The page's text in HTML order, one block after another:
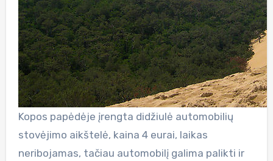
Kopos papėdėje įrengta didžiulė automobilių
stovėjimo aikštelė, kaina 4 eurai, laikas
neribojamas, tačiau automobilį galima palikti ir